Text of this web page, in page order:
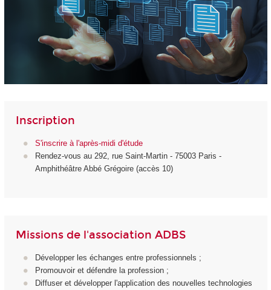
Inscription
S'inscrire à l'après-midi d'étude
Rendez-vous au 292, rue Saint-Martin - 75003 Paris -
Amphithéâtre Abbé Grégoire (accès 10)
Missions de l'association ADBS
Développer les échanges entre professionnels ;
Promouvoir et défendre la profession ;
Diffuser et développer l'application des nouvelles technologies